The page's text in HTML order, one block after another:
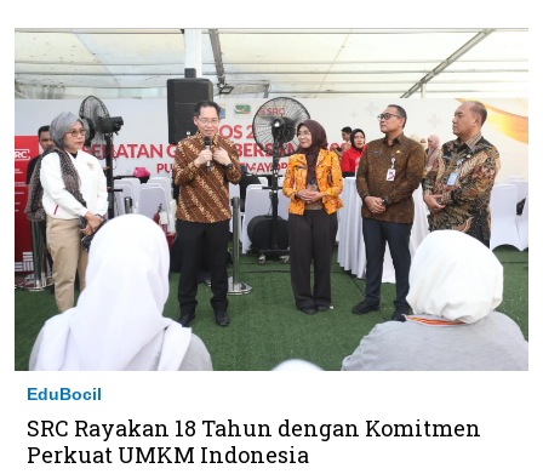
EduBocil
SRC Rayakan 18 Tahun dengan Komitmen
Perkuat UMKM Indonesia